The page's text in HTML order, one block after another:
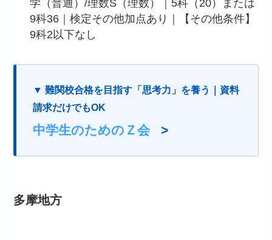
学（普通）/理数S（理数）｜5科（20）または
9科36｜検定その他加点あり｜【その他条件】
9科2以下なし
▼ 難関校合格を目指す「思考力」を養う｜資料
請求だけでもOK
中学生のためのＺ会 >
多摩地方